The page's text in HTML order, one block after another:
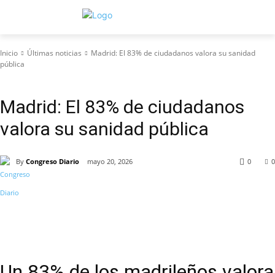
Inicio Últimas noticias
Madrid: El 83% de ciudadanos valora su sanidad
pública
Madrid: El 83% de ciudadanos
valora su sanidad pública
By Congreso Diario mayo 20, 2026 0
0